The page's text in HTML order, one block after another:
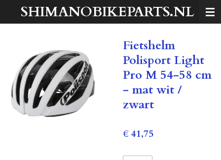
hoofdinhoud
SHIMANOBIKEPARTS.NL
Fietshelm
Polisport Light
Pro M 54-58 cm
- mat wit /
zwart
€ 41,75